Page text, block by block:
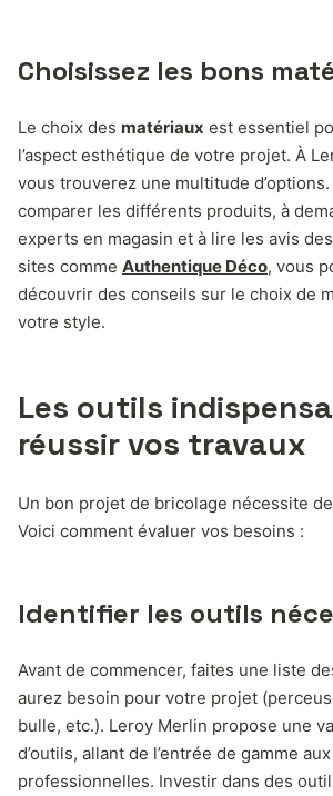
Choisissez les bons
Le choix des matériaux est essentiel
l’aspect esthétique de votre projet. À
vous trouverez une multitude d’options.
comparer les différents produits, à
experts en magasin et à lire les avis
sites comme Authentique Déco, vous
découvrir des conseils sur le choix de
votre style.
Les outils
réussir vos travaux
Un bon projet de bricolage nécessite
Voici comment évaluer vos besoins :
Identifier les outils
Avant de commencer, faites une liste
aurez besoin pour votre projet
bulle, etc.). Leroy Merlin propose une
d’outils, allant de l’entrée de gamme
professionnelles. Investir dans des